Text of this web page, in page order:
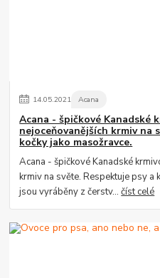
14.05.2021 Acana
Acana - špičkové Kanadské
nejoceňovanějších krmiv na
kočky jako masožravce.
Acana - špičkové Kanadské
krmiv na světe. Respektuje psy a
jsou vyráběny z čerstv...číst celé